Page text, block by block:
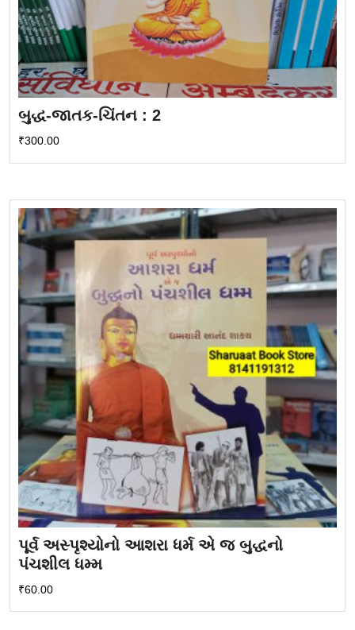
બુદ્ધ-જાતક-ચિંતન : 2
₹300.00
પૂર્વ અસ્પૃશ્યોનો આશરા ધર્મ એ જ બુદ્ધનો
પંચશીલ ધમ્મ
₹60.00